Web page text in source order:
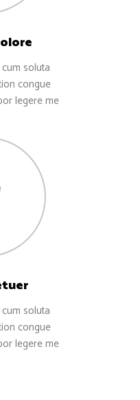
soluta
congue
legere me
soluta
congue
legere me